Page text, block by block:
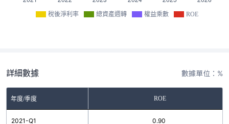
稅後淨利率 總資產週轉 權益乘數 ROE
詳細數據 數據單位：%
年度/季度 ROE
2021-Q1 0.90